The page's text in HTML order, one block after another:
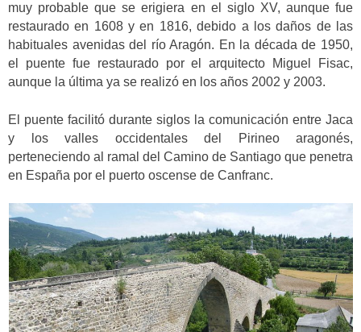
muy probable que se erigiera en el siglo XV, aunque fue
restaurado en 1608 y en 1816, debido a los daños de las
habituales avenidas del río Aragón. En la década de 1950,
el puente fue restaurado por el arquitecto Miguel Fisac,
aunque la última ya se realizó en los años 2002 y 2003.
El puente facilitó durante siglos la comunicación entre Jaca
y los valles occidentales del Pirineo aragonés,
perteneciendo al ramal del Camino de Santiago que penetra
en España por el puerto oscense de Canfranc.